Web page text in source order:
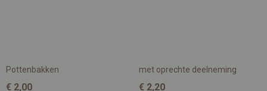
Pottenbakken
€ 2,00
met oprechte deelneming
€ 2,20